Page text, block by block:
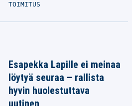
TOIMITUS
Esapekka Lapille ei meinaa
löytyä seuraa – rallista
hyvin huolestuttava
uutinen